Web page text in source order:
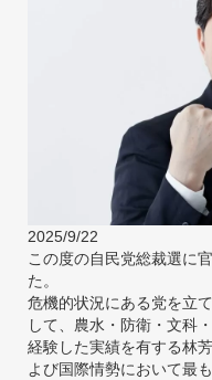
2025/9/22
この度の自民党総裁選に
た。
危機的状況にある党を立
して、農水・防衛・文科
経験した実績を有する林
よび国際情勢において最